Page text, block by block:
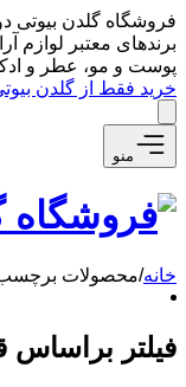
فروشگاه گلدن
برندهای معتبر لوازم
پوست و مو، عطر و
خرید فقط از گلدن
منو
خانه/محصولات برچسب
فیلتر براساس